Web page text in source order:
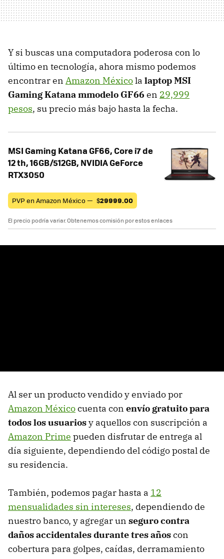
Y si buscas una computadora poderosa con lo
último en tecnología, ahora mismo podemos
encontrar en Amazon Méxicola laptop MSI
Gaming Katana mmodelo GF66 en 29,999
pesos, su precio más bajo hasta la fecha.
MSI Gaming Katana GF66, Core i7 de
12 th, 16GB/512GB, NVIDIA GeForce
RTX3050
PVP en Amazon México — $29999.00
El precio podría variar. Obtenemos comisión por estos enlaces
Al ser un producto vendido y enviado por
Amazon Méxicocuenta con envío gratuito para
todos los usuariosy aquellos con suscripción a
Amazon Prime pueden disfrutar de entrega al
día siguiente, dependiendo del código postal de
su residencia.
También, podemos pagar hasta a 12
mensualidades sin intereses, dependiendo de
nuestro banco, y agregar un seguro contra
daños accidentales durante tres añoscon
cobertura para golpes, caídas, derramamiento